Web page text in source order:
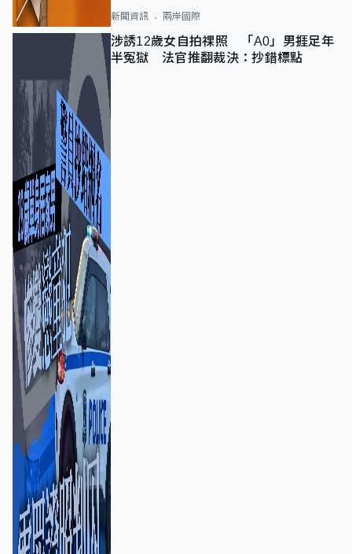
新聞資訊 兩岸國際
涉誘12歲女自拍祼照 「A0」男捱足年
半冤獄 法官推翻裁決：抄錯標點